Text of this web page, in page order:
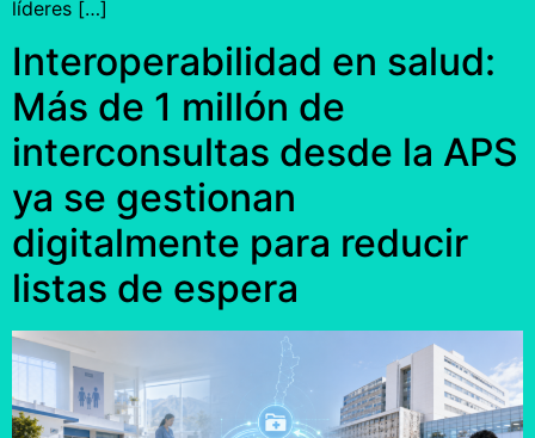
líderes […]
Interoperabilidad en salud:
Más de 1 millón de
interconsultas desde la APS
ya se gestionan
digitalmente para reducir
listas de espera